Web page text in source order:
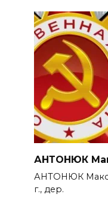
АНТОНЮК
АНТОНЮК
г., дер.